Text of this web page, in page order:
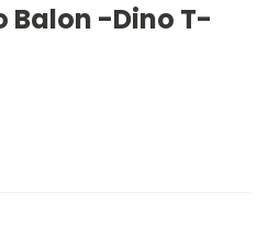
Balon -Dino T-